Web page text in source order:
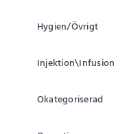
Hygien/Övrigt
Injektion\Infusion
Okategoriserad